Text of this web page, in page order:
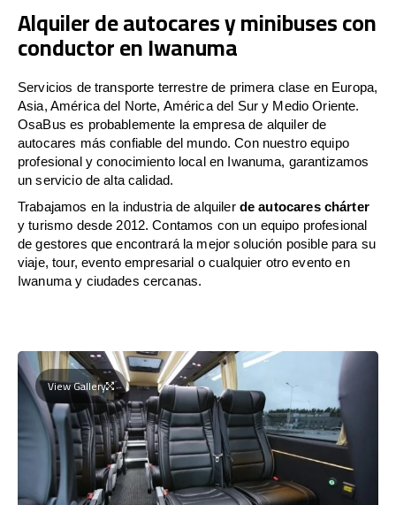
Alquiler de autocares y minibuses con
conductor en Iwanuma
Servicios de transporte terrestre de primera clase en Europa,
Asia, América del Norte, América del Sur y Medio Oriente.
OsaBus es probablemente la empresa de alquiler de
autocares más confiable del mundo. Con nuestro equipo
profesional y conocimiento local en Iwanuma, garantizamos
un servicio de alta calidad.
Trabajamos en la industria de alquiler de autocares chárter
y turismo desde 2012. Contamos con un equipo profesional
de gestores que encontrará la mejor solución posible para su
viaje, tour, evento empresarial o cualquier otro evento en
Iwanuma y ciudades cercanas.
View Gallery